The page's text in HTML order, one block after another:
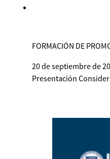
FORMACIÓN DE
20 de septiembre de
Presentación